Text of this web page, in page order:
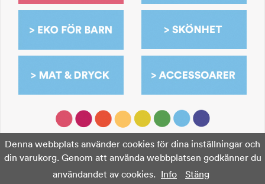
Denna webbplats använder cookies för dina inställningar och
din varukorg. Genom att använda webbplatsen godkänner du
användandet av cookies. Info Stäng